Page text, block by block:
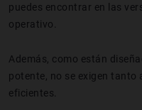
puedes encontrar en las
operativo.
Además, como están
potente, no se exigen tanto
eficientes.